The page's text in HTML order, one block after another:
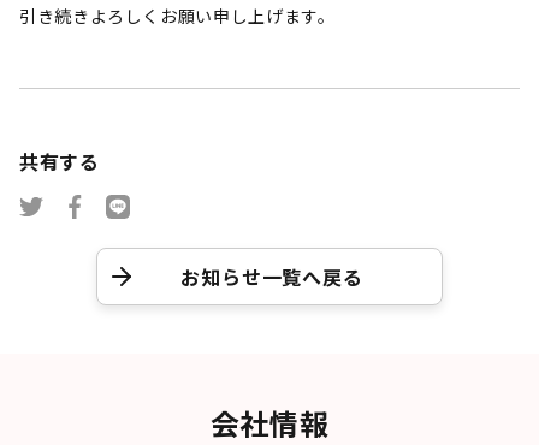
引き続きよろしくお願い申し上げます。
共有する
お知らせ一覧へ戻る
会社情報